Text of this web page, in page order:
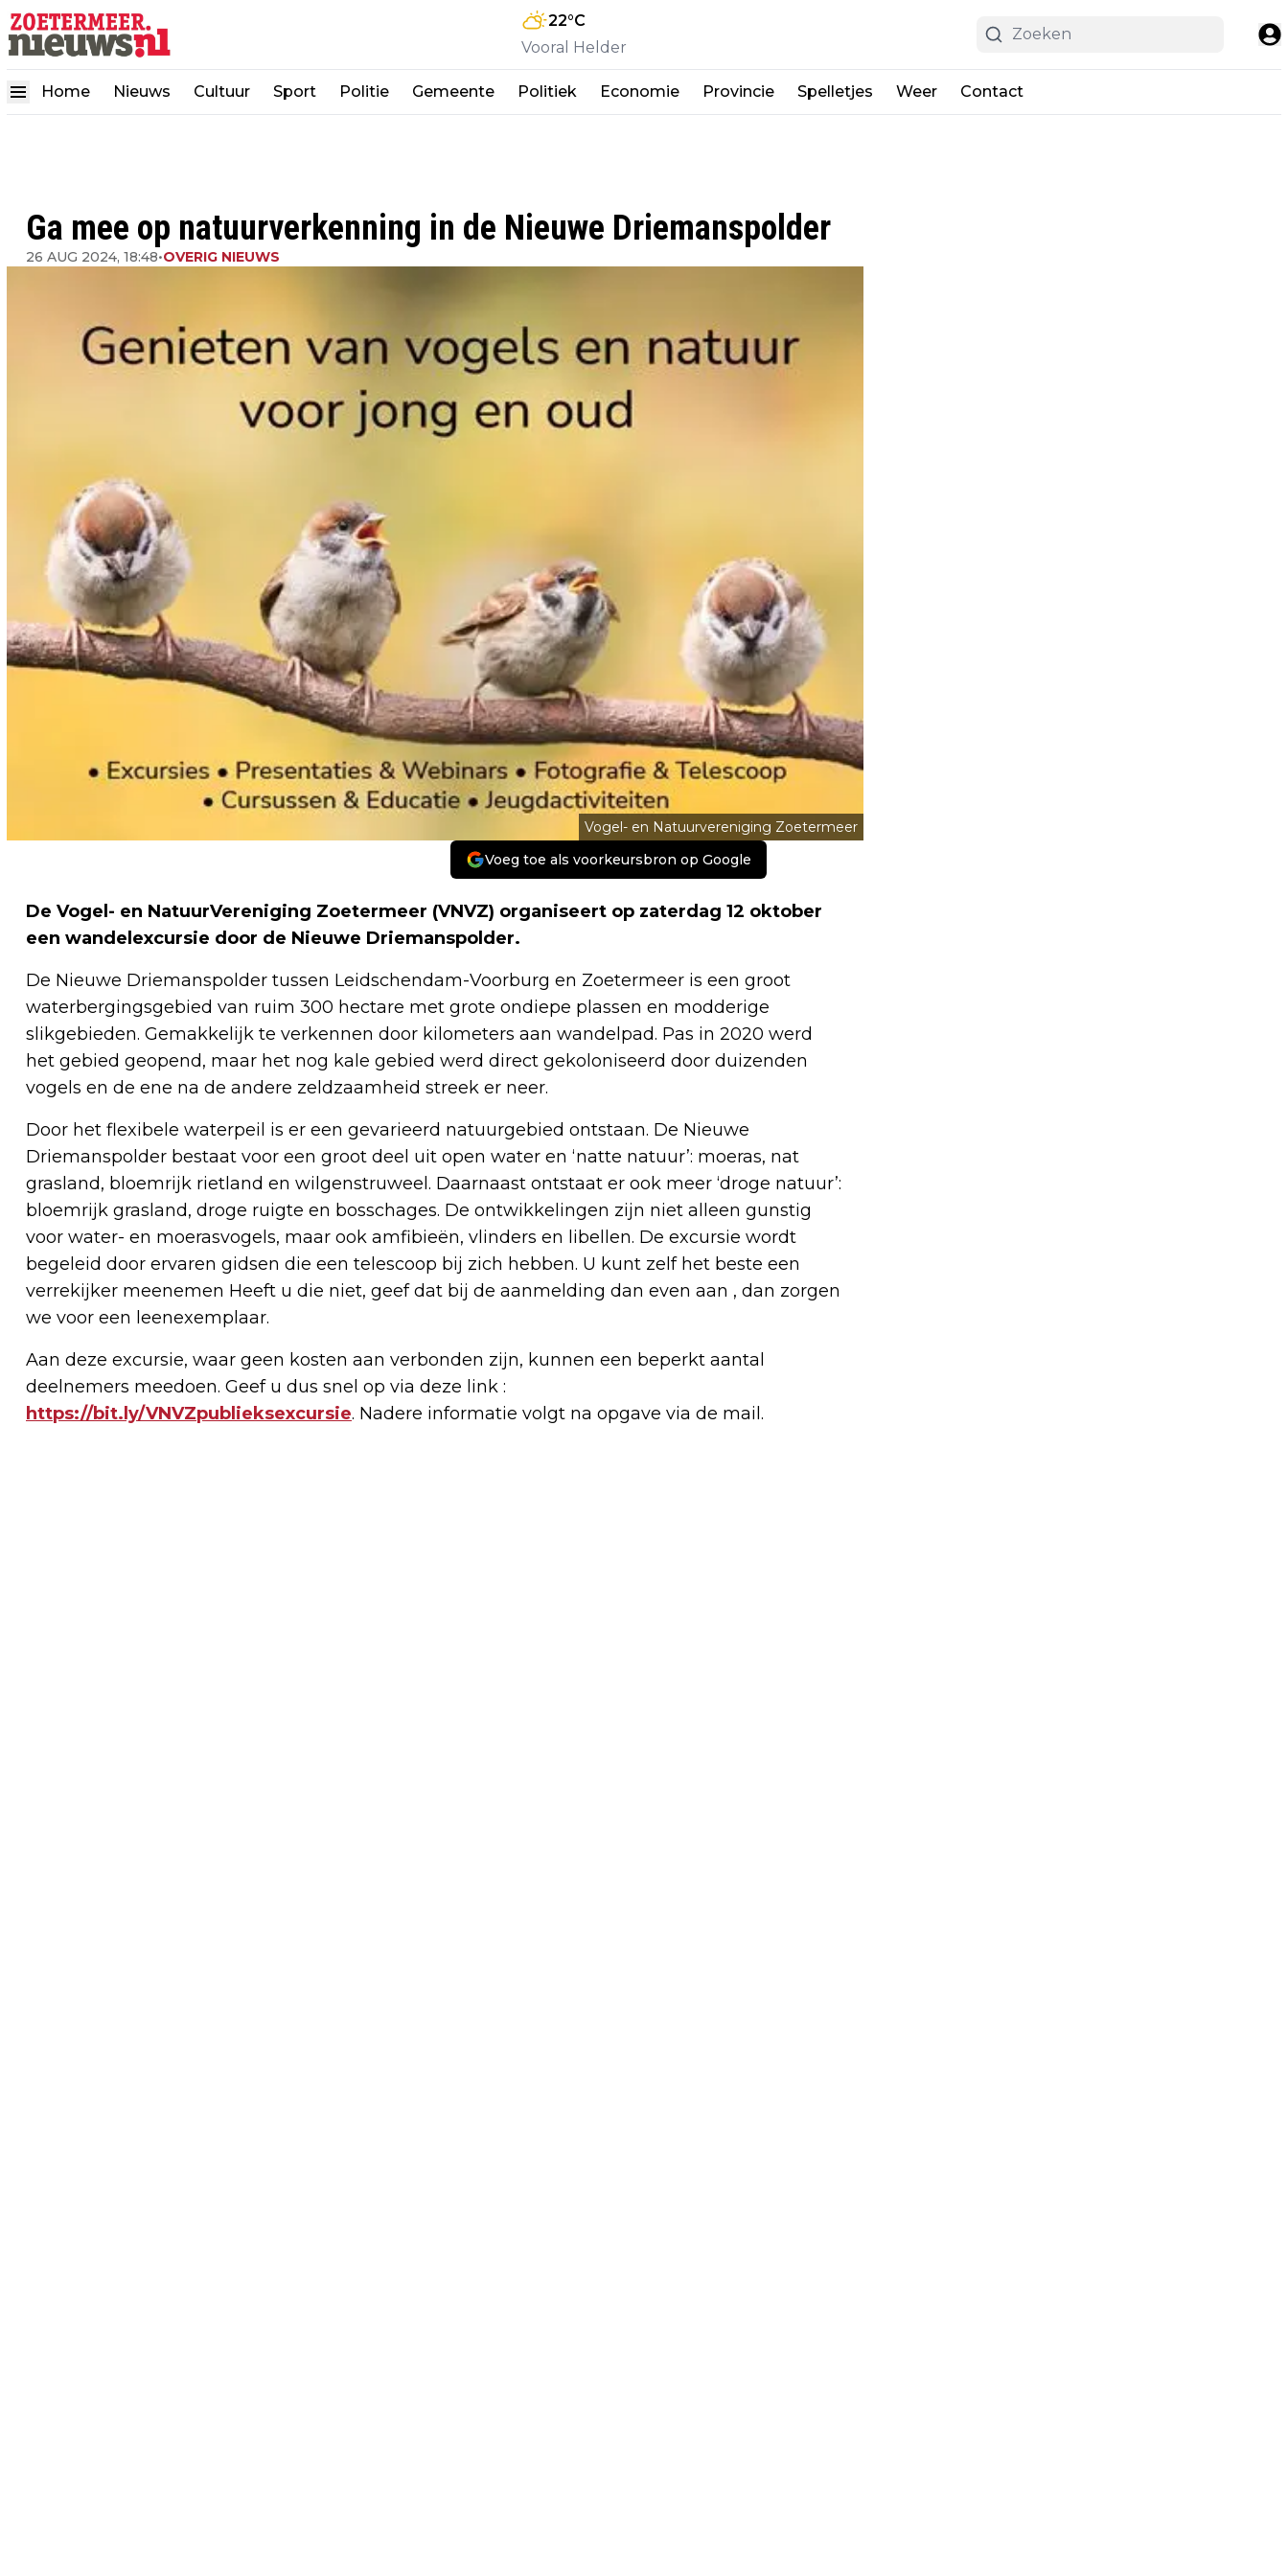
22°C
Vooral Helder
Home Nieuws Cultuur Sport Politie Gemeente Politiek Economie Provincie Spelletjes Weer Contact
Ga mee op natuurverkenning in de Nieuwe Driemanspolder
26 AUG 2024, 18:48•OVERIG NIEUWS
Vogel- en Natuurvereniging Zoetermeer
Voeg toe als voorkeursbron op Google
De Vogel- en NatuurVereniging Zoetermeer (VNVZ) organiseert op zaterdag 12 oktober
een wandelexcursie door de Nieuwe Driemanspolder.
De Nieuwe Driemanspolder tussen Leidschendam-Voorburg en Zoetermeer is een groot
waterbergingsgebied van ruim 300 hectare met grote ondiepe plassen en modderige
slikgebieden. Gemakkelijk te verkennen door kilometers aan wandelpad. Pas in 2020 werd
het gebied geopend, maar het nog kale gebied werd direct gekoloniseerd door duizenden
vogels en de ene na de andere zeldzaamheid streek er neer.
Door het flexibele waterpeil is er een gevarieerd natuurgebied ontstaan. De Nieuwe
Driemanspolder bestaat voor een groot deel uit open water en ‘natte natuur’: moeras, nat
grasland, bloemrijk rietland en wilgenstruweel. Daarnaast ontstaat er ook meer ‘droge natuur’:
bloemrijk grasland, droge ruigte en bosschages. De ontwikkelingen zijn niet alleen gunstig
voor water- en moerasvogels, maar ook amfibieën, vlinders en libellen. De excursie wordt
begeleid door ervaren gidsen die een telescoop bij zich hebben. U kunt zelf het beste een
verrekijker meenemen Heeft u die niet, geef dat bij de aanmelding dan even aan , dan zorgen
we voor een leenexemplaar.
Aan deze excursie, waar geen kosten aan verbonden zijn, kunnen een beperkt aantal
deelnemers meedoen. Geef u dus snel op via deze link :
https://bit.ly/VNVZpublieksexcursie. Nadere informatie volgt na opgave via de mail.